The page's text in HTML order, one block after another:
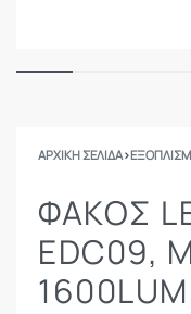
ΑΡΧΙΚΉ ΣΕΛΊΔΑ›
ΦΑΚΟΣ
EDC09,